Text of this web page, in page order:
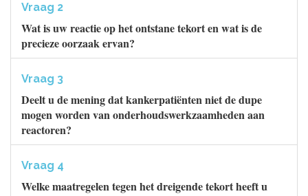
Vraag 2
Wat is uw reactie op het ontstane tekort en wat is de
precieze oorzaak ervan?
Vraag 3
Deelt u de mening dat kankerpatiënten niet de dupe
mogen worden van onderhoudswerkzaamheden aan
reactoren?
Vraag 4
Welke maatregelen tegen het dreigende tekort heeft u